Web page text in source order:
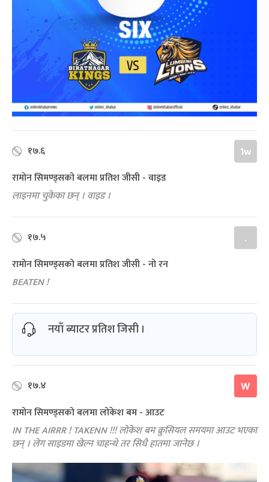
१७.६ 1w
रामोन सिमण्ड्सको बलमा प्रतिश जीसी - वाइड
लाइनमा चुकेका छन् । वाइड ।
१७.५ .
रामोन सिमण्ड्सको बलमा प्रतिश जीसी - नो रन
BEATEN !
नयाँ ब्याटर प्रतिश जिसी ।
१७.४ W
रामोन सिमण्ड्सको बलमा लोकेश बम - आउट
IN THE AIRRR ! TAKENN !!! लोकेश बम क्रुसियल समयमा आउट भएका
छन् । लेग साइडमा खेल्न चाहन्थे तर सिधै हातमा जानेछ ।